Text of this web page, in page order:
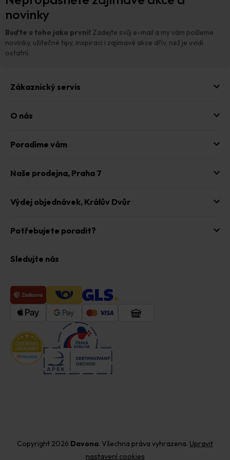
d
í
p
novinky
Buďte u toho jako první! Zadejte svůj e-mail a my vám pošleme
novinky, užitečné tipy, inspiraci i zajímavé akce dřív, než je uvidí
ostatní.
Zákaznický servis
O nás
Poradíme vám
Naše prodejna, Praha 7
Výdej objednávek, Králův Dvůr
Potřebujete poradit?
Sledujte nás
Copyright 2026 Davona. Všechna práva vyhrazena. Upravit
nastavení cookies